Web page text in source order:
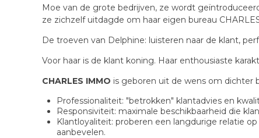
Moe van de grote bedrijven, ze wordt
ze zichzelf uitdagde om haar eigen bureau
De troeven van Delphine: luisteren naar de klant,
Voor haar is de klant koning. Haar enthousiaste
CHARLES IMMO is geboren uit de wens om dichter
Professionaliteit: "betrokken" klantadvies en
Responsiviteit: maximale beschikbaarheid die
Klantloyaliteit: proberen een langdurige relatie
aanbevelen.